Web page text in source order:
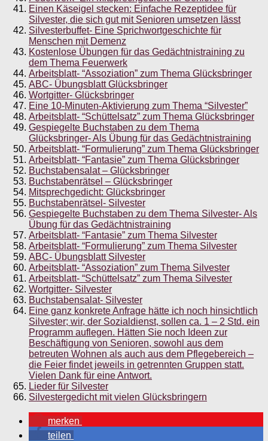
Einen Käseigel stecken: Einfache Rezeptidee für
Silvester, die sich gut mit Senioren umsetzen lässt
Silvesterbuffet- Eine Sprichwortgeschichte für
Menschen mit Demenz
Kostenlose Übungen für das Gedächtnistraining zu
dem Thema Feuerwerk
Arbeitsblatt- “Assoziation” zum Thema Glücksbringer
ABC- Übungsblatt Glücksbringer
Wortgitter- Glücksbringer
Eine 10-Minuten-Aktivierung zum Thema “Silvester”
Arbeitsblatt- “Schüttelsatz” zum Thema Glücksbringer
Gespiegelte Buchstaben zu dem Thema
Glücksbringer- Als Übung für das Gedächtnistraining
Arbeitsblatt- “Formulierung” zum Thema Glücksbringer
Arbeitsblatt- “Fantasie” zum Thema Glücksbringer
Buchstabensalat – Glücksbringer
Buchstabenrätsel – Glücksbringer
Mitsprechgedicht: Glücksbringer
Buchstabenrätsel- Silvester
Gespiegelte Buchstaben zu dem Thema Silvester- Als
Übung für das Gedächtnistraining
Arbeitsblatt- “Fantasie” zum Thema Silvester
Arbeitsblatt- “Formulierung” zum Thema Silvester
ABC- Übungsblatt Silvester
Arbeitsblatt- “Assoziation” zum Thema Silvester
Arbeitsblatt- “Schüttelsatz” zum Thema Silvester
Wortgitter- Silvester
Buchstabensalat- Silvester
Eine ganz konkrete Anfrage hätte ich noch hinsichtlich
Silvester; wir, der Sozialdienst, sollen ca. 1 – 2 Std. ein
Programm auflegen. Hätten Sie noch Ideen zur
Beschäftigung von Senioren, sowohl aus dem
betreuten Wohnen als auch aus dem Pflegebereich –
die Feier findet jeweils in getrennten Gruppen statt.
Vielen Dank für eine Antwort.
Lieder für Silvester
Silvestergedicht mit vielen Glücksbringern
merken
teilen